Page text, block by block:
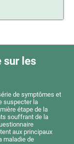
sur les
de symptômes et
suspecter la
étape de la
souffrant de la
aux principaux
maladie de